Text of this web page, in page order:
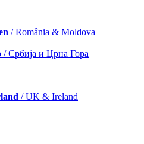
/ România & Moldova
/ Србија и Црна Гора
/ UK & Ireland